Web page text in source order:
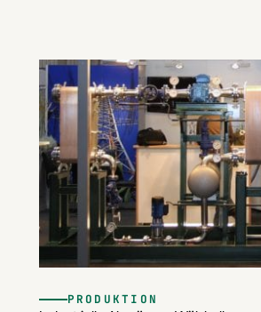
PRODUKTION